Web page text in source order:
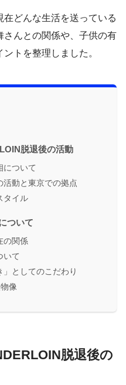
どんな生活を送っている
んとの関係や、子供の有
トを整理しました。
脱退後の活動
について
活動と東京での拠点
タイル
ついて
の関係
いて
としてのこだわり
像
脱退後の